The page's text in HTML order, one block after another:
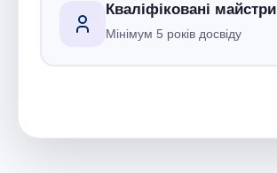
Кваліфіковані майстри
Мінімум 5 років досвіду